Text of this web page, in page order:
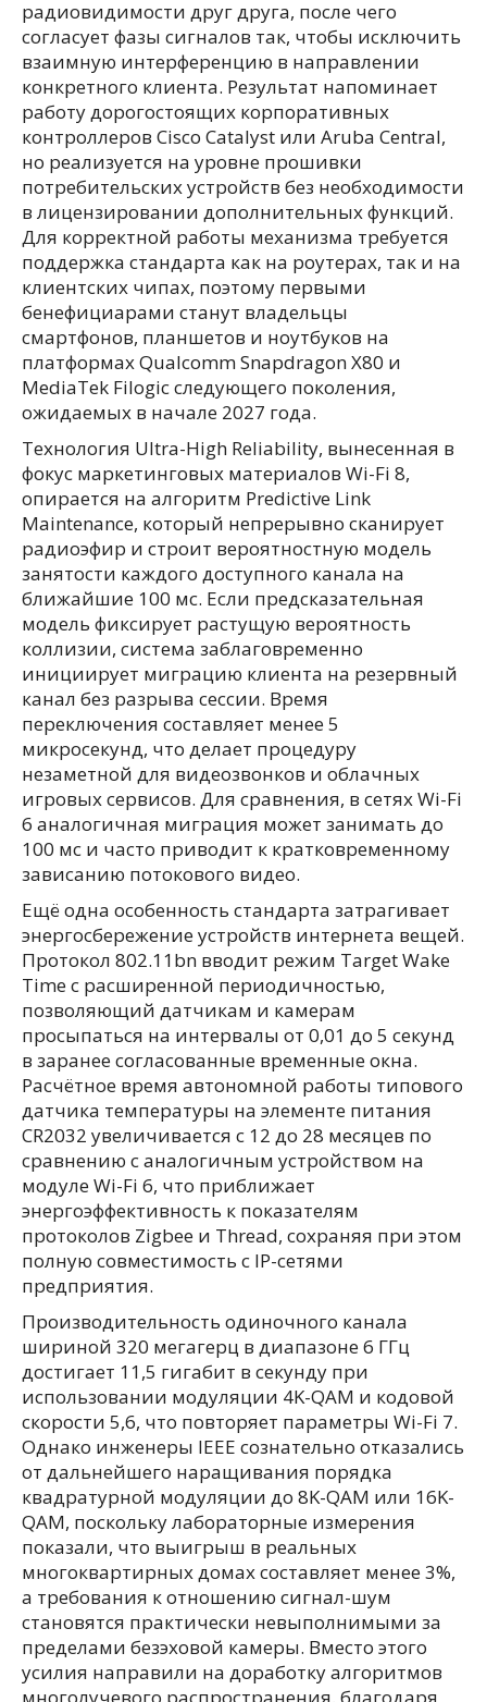
радиовидимости друг друга, после чего
согласует фазы сигналов так, чтобы исключить
взаимную интерференцию в направлении
конкретного клиента. Результат напоминает
работу дорогостоящих корпоративных
контроллеров Cisco Catalyst или Aruba Central,
но реализуется на уровне прошивки
потребительских устройств без необходимости
в лицензировании дополнительных функций.
Для корректной работы механизма требуется
поддержка стандарта как на роутерах, так и на
клиентских чипах, поэтому первыми
бенефициарами станут владельцы
смартфонов, планшетов и ноутбуков на
платформах Qualcomm Snapdragon X80 и
MediaTek Filogic следующего поколения,
ожидаемых в начале 2027 года.
Технология Ultra-High Reliability, вынесенная в
фокус маркетинговых материалов Wi-Fi 8,
опирается на алгоритм Predictive Link
Maintenance, который непрерывно сканирует
радиоэфир и строит вероятностную модель
занятости каждого доступного канала на
ближайшие 100 мс. Если предсказательная
модель фиксирует растущую вероятность
коллизии, система заблаговременно
инициирует миграцию клиента на резервный
канал без разрыва сессии. Время
переключения составляет менее 5
микросекунд, что делает процедуру
незаметной для видеозвонков и облачных
игровых сервисов. Для сравнения, в сетях Wi-Fi
6 аналогичная миграция может занимать до
100 мс и часто приводит к кратковременному
зависанию потокового видео.
Ещё одна особенность стандарта затрагивает
энергосбережение устройств интернета вещей.
Протокол 802.11bn вводит режим Target Wake
Time с расширенной периодичностью,
позволяющий датчикам и камерам
просыпаться на интервалы от 0,01 до 5 секунд
в заранее согласованные временные окна.
Расчётное время автономной работы типового
датчика температуры на элементе питания
CR2032 увеличивается с 12 до 28 месяцев по
сравнению с аналогичным устройством на
модуле Wi-Fi 6, что приближает
энергоэффективность к показателям
протоколов Zigbee и Thread, сохраняя при этом
полную совместимость с IP-сетями
предприятия.
Производительность одиночного канала
шириной 320 мегагерц в диапазоне 6 ГГц
достигает 11,5 гигабит в секунду при
использовании модуляции 4K-QAM и кодовой
скорости 5,6, что повторяет параметры Wi-Fi 7.
Однако инженеры IEEE сознательно отказались
от дальнейшего наращивания порядка
квадратурной модуляции до 8K-QAM или 16K-
QAM, поскольку лабораторные измерения
показали, что выигрыш в реальных
многоквартирных домах составляет менее 3%,
а требования к отношению сигнал-шум
становятся практически невыполнимыми за
пределами безэховой камеры. Вместо этого
усилия направили на доработку алгоритмов
многолучевого распространения, благодаря